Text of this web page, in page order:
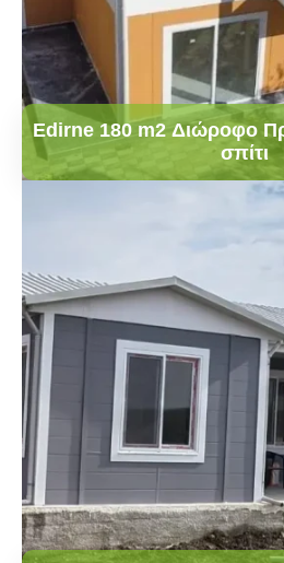
Edirne 180 m2 Διώροφο
σπίτι